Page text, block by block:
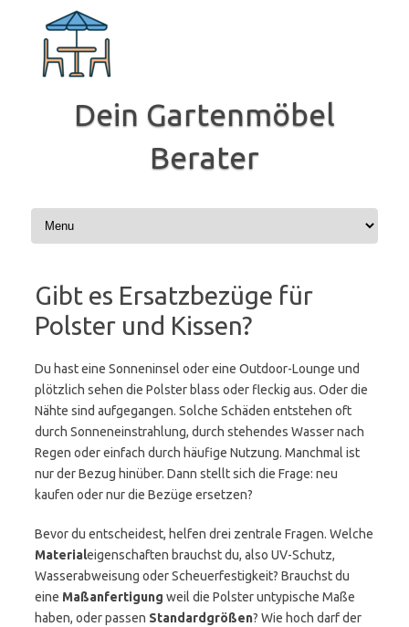
Inhalt
springen
Dein Gartenmöbel
Berater
Gibt es Ersatzbezüge für
Polster und Kissen?
Du hast eine Sonneninsel oder eine Outdoor-Lounge und
plötzlich sehen die Polster blass oder fleckig aus. Oder die
Nähte sind aufgegangen. Solche Schäden entstehen oft
durch Sonneneinstrahlung, durch stehendes Wasser nach
Regen oder einfach durch häufige Nutzung. Manchmal ist
nur der Bezug hinüber. Dann stellt sich die Frage: neu
kaufen oder nur die Bezüge ersetzen?
Bevor du entscheidest, helfen drei zentrale Fragen. Welche
Materialeigenschaften brauchst du, also UV-Schutz,
Wasserabweisung oder Scheuerfestigkeit? Brauchst du
eine Maßanfertigung weil die Polster untypische Maße
haben, oder passen Standardgrößen? Wie hoch darf der